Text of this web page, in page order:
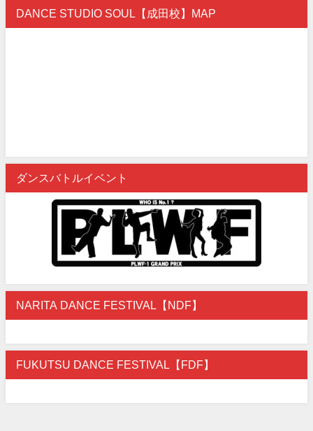
DANCE STUDIO SOUL【成田校】MAP
ダンスバトルイベント
NARITA DANCE FESTIVAL【NDF】
FUKUTSU DANCE FESTIVAL【FDF】